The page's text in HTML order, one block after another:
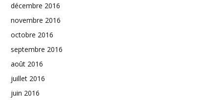
décembre 2016
novembre 2016
octobre 2016
septembre 2016
août 2016
juillet 2016
juin 2016